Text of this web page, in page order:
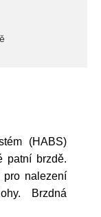
(HABS)
patní brzdě.
pro nalezení
Brzdná